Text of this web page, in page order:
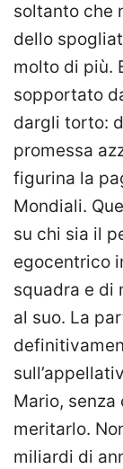
soltanto che
dello
molto di più.
sopportato
dargli torto:
promessa
figurina la
Mondiali.
su chi sia il
egocentrico
squadra e di
al suo. La
Mario,
meritarlo.
miliardi di